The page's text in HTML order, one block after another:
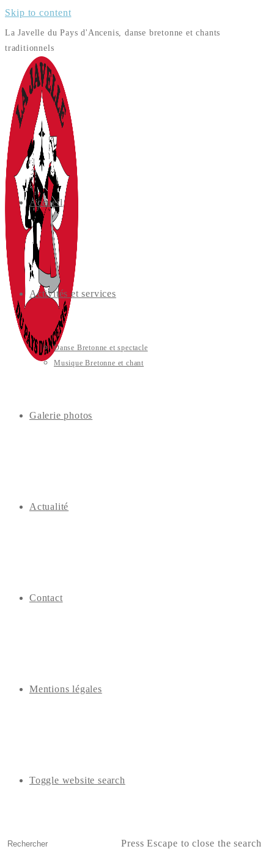
Skip to content
La Javelle du Pays d'Ancenis, danse bretonne et chants
traditionnels
Accueil
Activités et services
Danse Bretonne et spectacle
Musique Bretonne et chant
Galerie photos
Actualité
Contact
Mentions légales
Toggle website search
Press Escape to close the search